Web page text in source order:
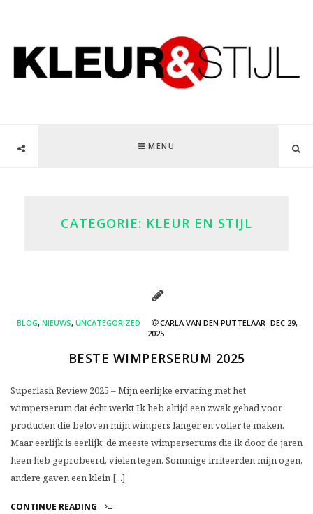
MENU
CATEGORIE: KLEUR EN STIJL
BLOG, NIEUWS, UNCATEGORIZED CARLA VAN DEN PUTTELAAR DEC 29,
2025
BESTE WIMPERSERUM 2025
Superlash Review 2025 – Mijn eerlijke ervaring met het
wimperserum dat écht werkt Ik heb altijd een zwak gehad voor
producten die beloven mijn wimpers langer en voller te maken.
Maar eerlijk is eerlijk: de meeste wimperserums die ik door de jaren
heen heb geprobeerd, vielen tegen. Sommige irriteerden mijn ogen,
andere gaven een klein [...]
CONTINUE READING